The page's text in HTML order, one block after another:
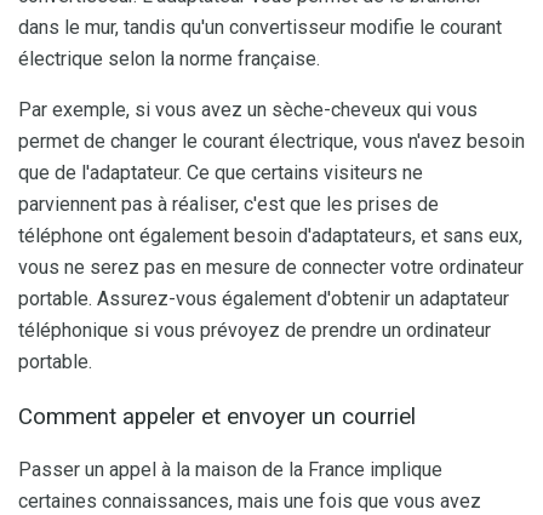
dans le mur, tandis qu'un convertisseur modifie le courant
électrique selon la norme française.
Par exemple, si vous avez un sèche-cheveux qui vous
permet de changer le courant électrique, vous n'avez besoin
que de l'adaptateur. Ce que certains visiteurs ne
parviennent pas à réaliser, c'est que les prises de
téléphone ont également besoin d'adaptateurs, et sans eux,
vous ne serez pas en mesure de connecter votre ordinateur
portable. Assurez-vous également d'obtenir un adaptateur
téléphonique si vous prévoyez de prendre un ordinateur
portable.
Comment appeler et envoyer un courriel
Passer un appel à la maison de la France implique
certaines connaissances, mais une fois que vous avez